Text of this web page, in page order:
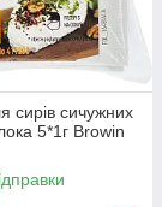
сирів сичужних
5*1г Browin